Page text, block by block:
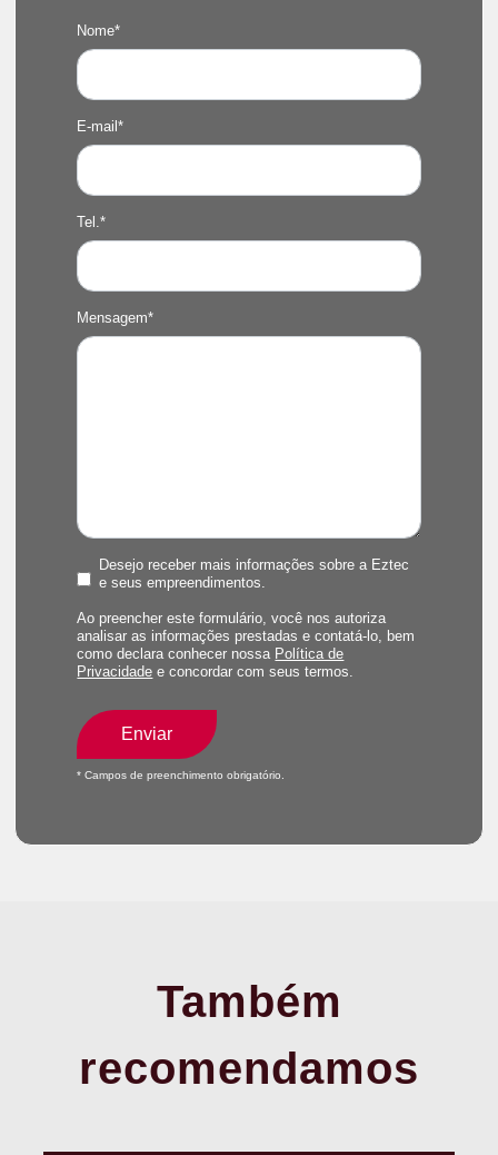
Nome*
E-mail*
Tel.*
Mensagem*
Desejo receber mais informações sobre a Eztec
e seus empreendimentos.
Ao preencher este formulário, você nos autoriza
analisar as informações prestadas e contatá-lo, bem
como declara conhecer nossa Política de
Privacidade e concordar com seus termos.
Enviar
* Campos de preenchimento obrigatório.
Também
recomendamos